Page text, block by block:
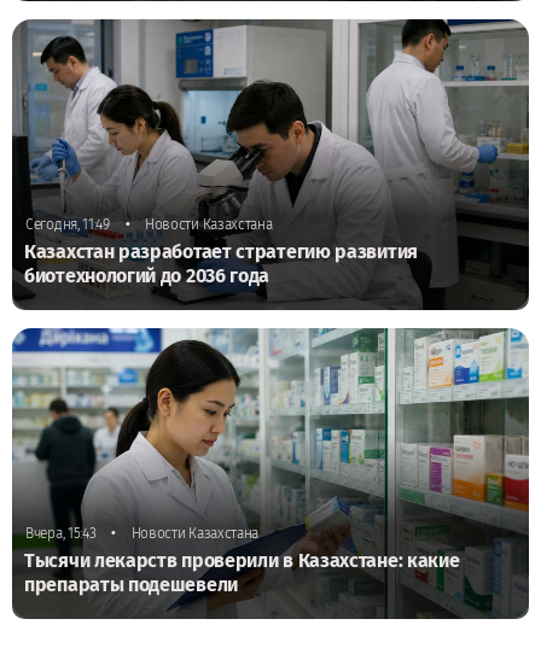
Сегодня, 11:49 • Новости Казахстана
Казахстан разработает стратегию развития
биотехнологий до 2036 года
Вчера, 15:43 • Новости Казахстана
Тысячи лекарств проверили в Казахстане: какие
препараты подешевели